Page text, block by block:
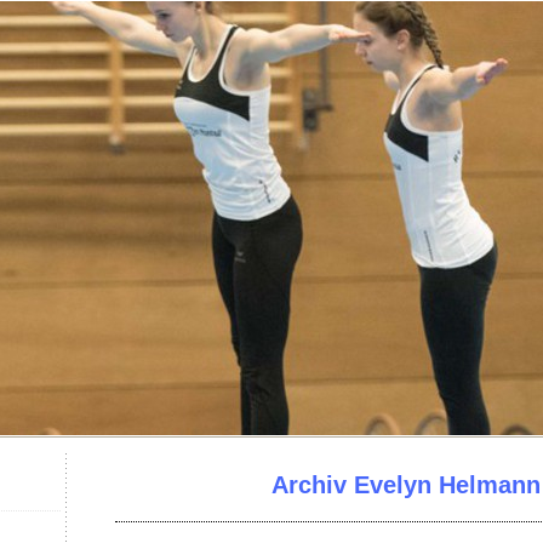
Archiv Evelyn Helmann